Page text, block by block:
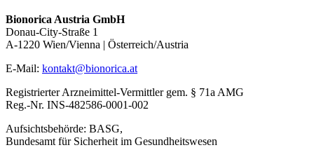
Bionorica Austria GmbH
Donau-City-Straße 1
A-1220 Wien/Vienna | Österreich/Austria
E-Mail: kontakt@bionorica.at
Registrierter Arzneimittel-Vermittler gem. § 71a AMG
Reg.-Nr. INS-482586-0001-002
Aufsichtsbehörde: BASG,
Bundesamt für Sicherheit im Gesundheitswesen